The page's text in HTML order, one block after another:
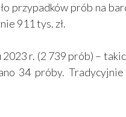
przypadków prób na
911 tys. zł.
r. (2 739 prób) –
34 próby.